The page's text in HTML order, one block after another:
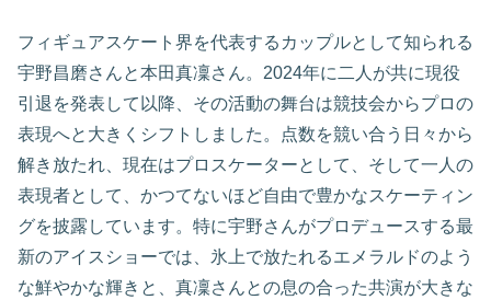
フィギュアスケート界を代表するカップルとして知られる
宇野昌磨さんと本田真凜さん。2024年に二人が共に現役
引退を発表して以降、その活動の舞台は競技会からプロの
表現へと大きくシフトしました。点数を競い合う日々から
解き放たれ、現在はプロスケーターとして、そして一人の
表現者として、かつてないほど自由で豊かなスケーティン
グを披露しています。特に宇野さんがプロデュースする最
新のアイスショーでは、氷上で放たれるエメラルドのよう
な鮮やかな輝きと、真凜さんとの息の合った共演が大きな